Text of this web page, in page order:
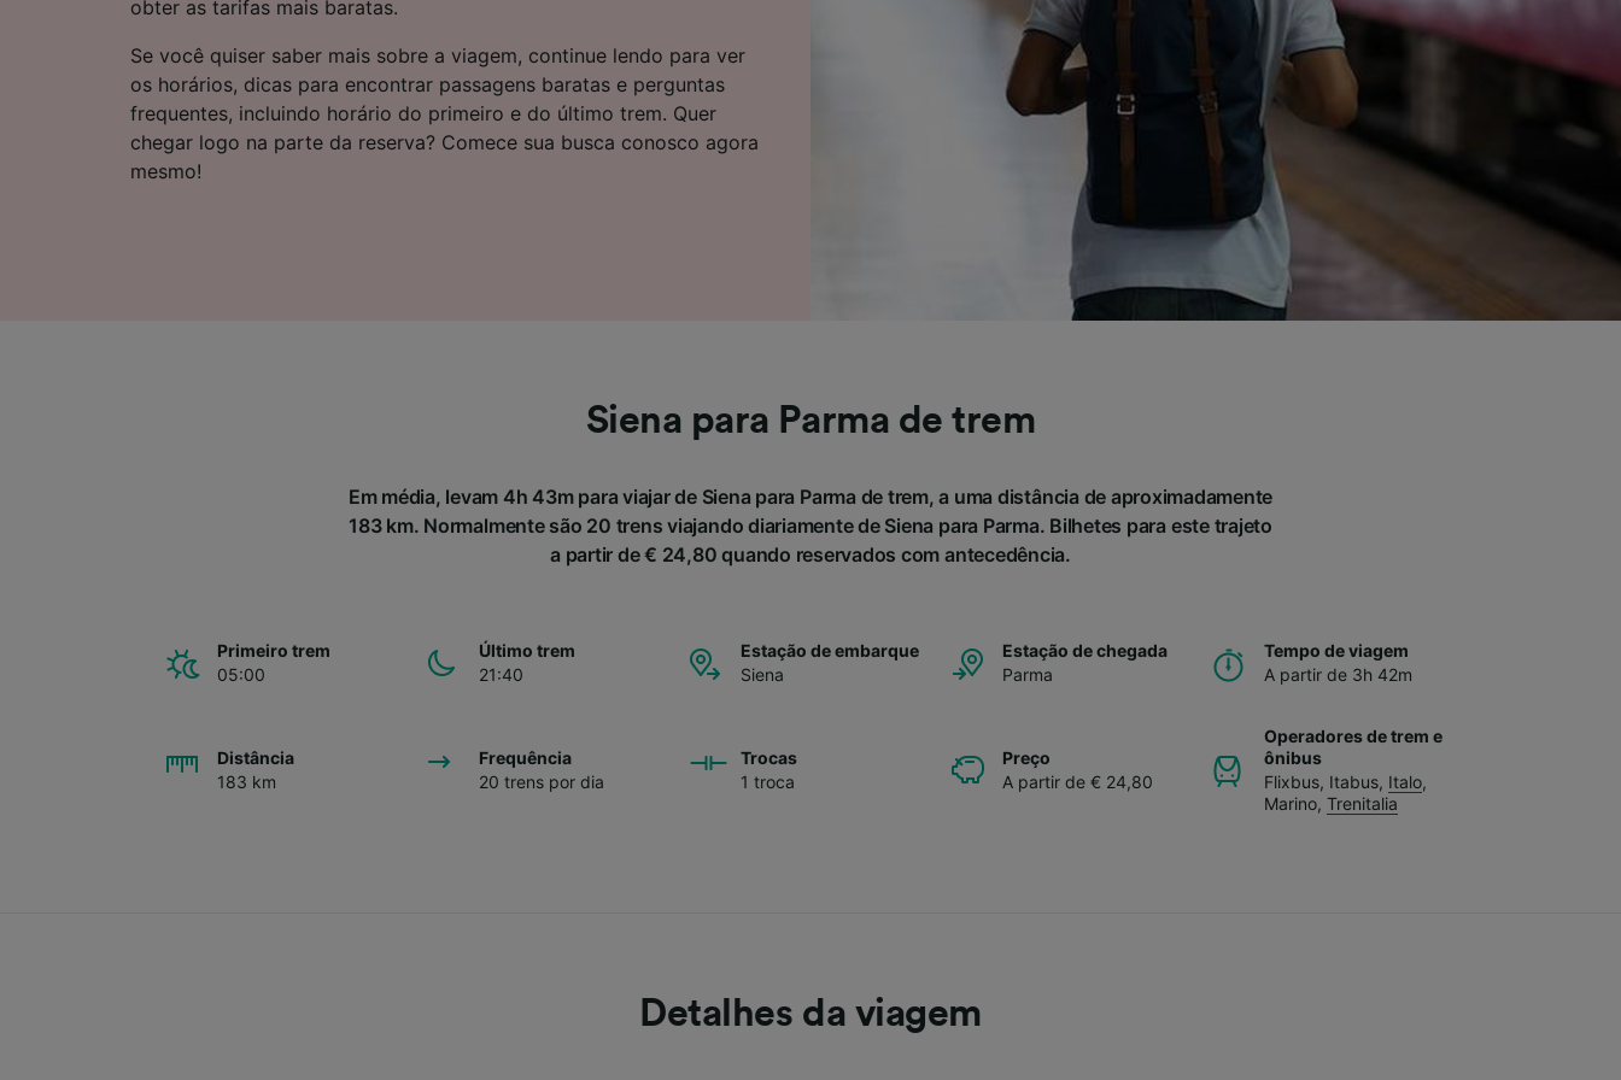
obter as tarifas mais baratas.
Se você quiser saber mais sobre a viagem, continue lendo para ver
os horários, dicas para encontrar passagens baratas e perguntas
frequentes, incluindo horário do primeiro e do último trem. Quer
chegar logo na parte da reserva? Comece sua busca conosco agora
mesmo!
Siena para Parma de trem
Em média, levam 4h 43m para viajar de Siena para Parma de trem, a uma distância de aproximadamente
183 km. Normalmente são 20 trens viajando diariamente de Siena para Parma. Bilhetes para este trajeto
a partir de € 24,80 quando reservados com antecedência.
Primeiro trem
05:00
Último trem
21:40
Estação de embarque
Siena
Estação de chegada
Parma
Tempo de viagem
A partir de 3h 42m
Distância
183 km
Frequência
20 trens por dia
Trocas
1 troca
Preço
A partir de € 24,80
Operadores de trem e
ônibus
Flixbus, Itabus, Italo,
Marino, Trenitalia
Detalhes da viagem